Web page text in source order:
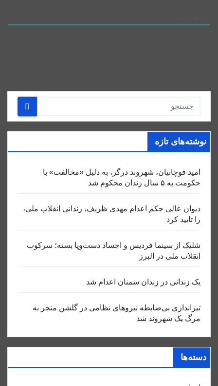
نوشته‌های تازه
امید قوچانیان، شهروند درگز، به دلیل «مخالفت» با
حکومت به ۵ سال زندان محکوم شد
دیوان عالی حکم اعدام مهدی ظریف، زندانی انقلاب ملی،
را تایید کرد
شلیک از سینما فردیس و اجساد دست‌وپا بسته؛ سرکوب
انقلاب ملی در البرز
یک زندانی در زندان سمنان اعدام شد
تیراندازی بی‌ضابطه نیروهای نظامی در گلشن منجر به
مرگ یک شهروند شد
دسته‌ها